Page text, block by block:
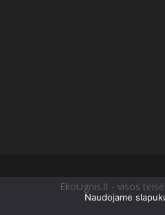
EkoUgnis.lt - visos
Naudojame